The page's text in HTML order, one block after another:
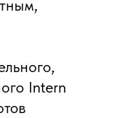
Intern